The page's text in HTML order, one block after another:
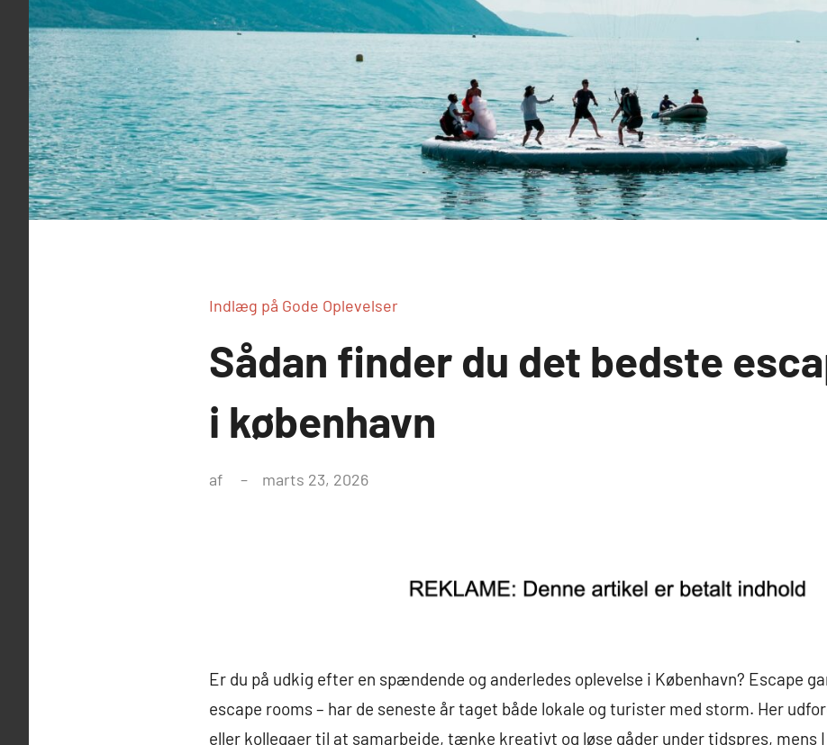
Indlæg på Gode Oplevelser
Sådan finder du det bedste
i københavn
af marts 23, 2026
Er du på udkig efter en spændende og anderledes oplevelse i København? Escape
escape rooms – har de seneste år taget både lokale og turister med storm. Her
eller kollegaer til at samarbejde, tænke kreativt og løse gåder under tidspres, mens